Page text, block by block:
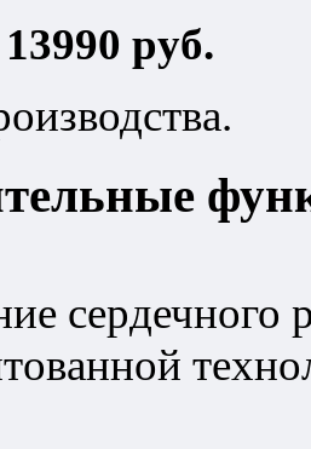
13990 руб.